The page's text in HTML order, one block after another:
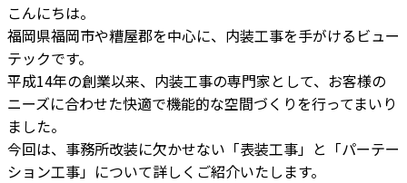
こんにちは。
福岡県福岡市や糟屋郡を中心に、内装工事を手がけるビュー
テックです。
平成14年の創業以来、内装工事の専門家として、お客様の
ニーズに合わせた快適で機能的な空間づくりを行ってまいり
ました。
今回は、事務所改装に欠かせない「表装工事」と「パーテー
ション工事」について詳しくご紹介いたします。